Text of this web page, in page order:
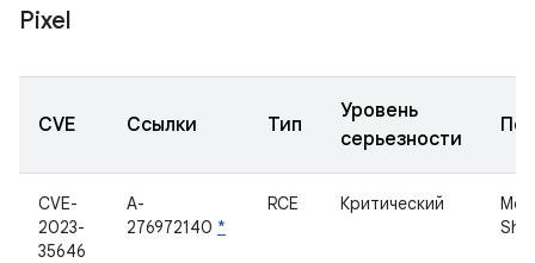
Pixel
CVE Ссылки Тип
Уровень
серьезности
CVE-
2023-
35646
A-
276972140 *
RCE Критический